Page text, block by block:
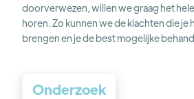
doorverwezen, willen we graag het
horen. Zo kunnen we de klachten die je
brengen en je de best mogelijke
Onderzoek